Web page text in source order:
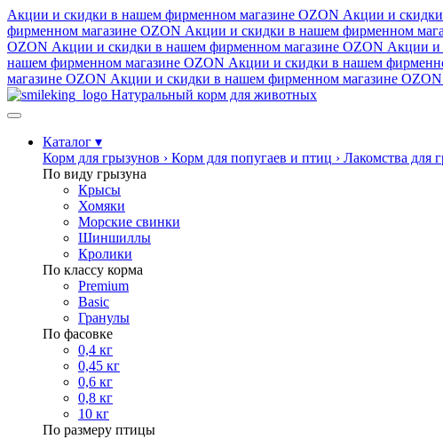
Акции и скидки в нашем фирменном магазине OZON Акции и
фирменном магазине OZON Акции и скидки в нашем фирменном
OZON Акции и скидки в нашем фирменном магазине OZON Акции и
нашем фирменном магазине OZON Акции и скидки в нашем
магазине OZON Акции и скидки в нашем фирменном магазине OZON
Натуральный корм для животных
Каталог ▾
Корм для грызунов › Корм для попугаев и птиц › Лакомства для
По виду грызуна
Крысы
Хомяки
Морские свинки
Шиншиллы
Кролики
По классу корма
Premium
Basic
Гранулы
По фасовке
0,4 кг
0,45 кг
0,6 кг
0,8 кг
10 кг
По размеру птицы